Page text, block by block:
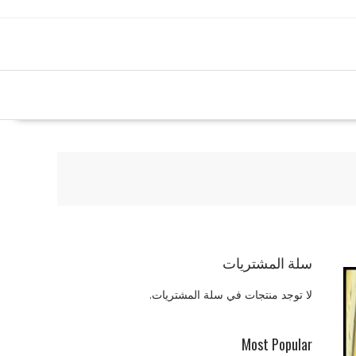
سلة المشتريات
لا توجد منتجات في سلة المشتريات.
Most Popular